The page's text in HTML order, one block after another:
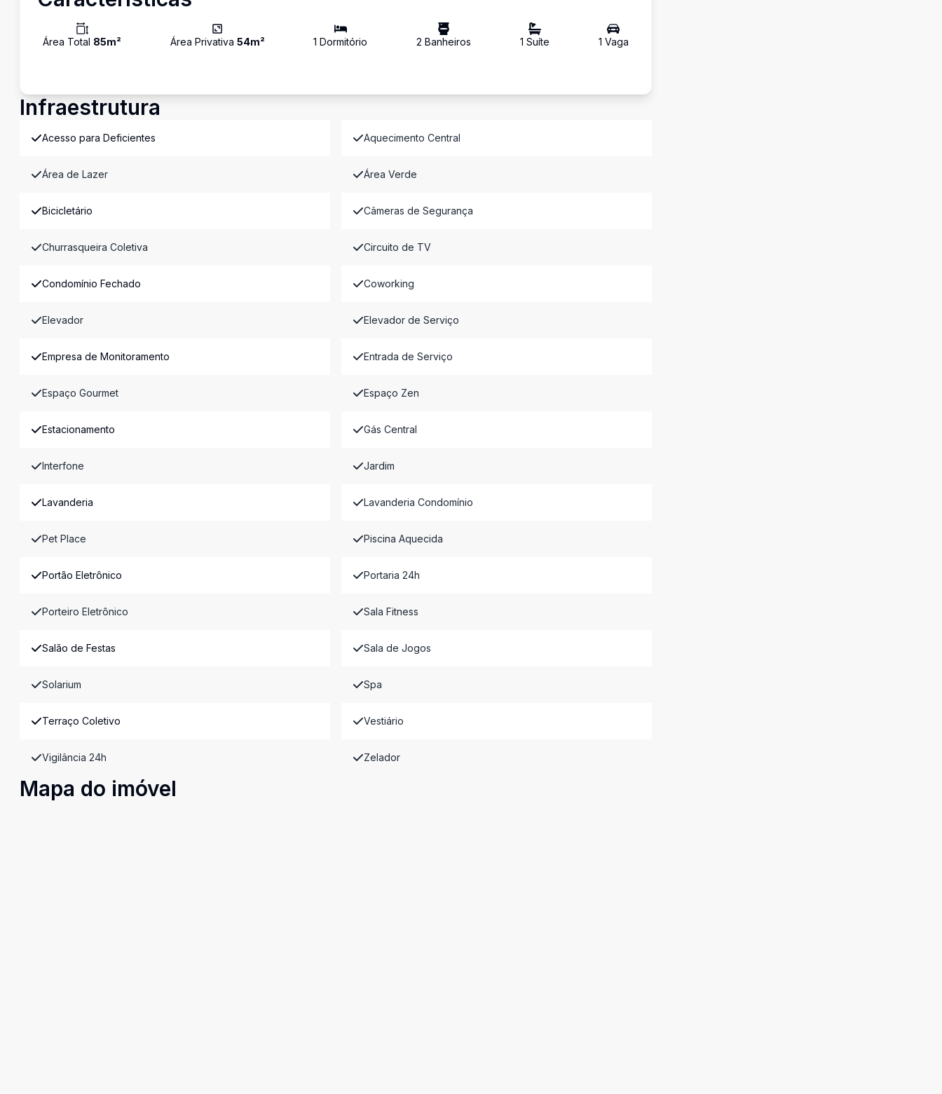
Área Total 85m² Área Privativa 54m² 1 Dormitório 2 Banheiros 1 Suíte 1 Vaga
Infraestrutura
Acesso para Deficientes Aquecimento Central
Área de Lazer Área Verde
Bicicletário Câmeras de Segurança
Churrasqueira Coletiva Circuito de TV
Condomínio Fechado Coworking
Elevador Elevador de Serviço
Empresa de Monitoramento Entrada de Serviço
Espaço Gourmet Espaço Zen
Estacionamento Gás Central
Interfone Jardim
Lavanderia Lavanderia Condomínio
Pet Place Piscina Aquecida
Portão Eletrônico Portaria 24h
Porteiro Eletrônico Sala Fitness
Salão de Festas Sala de Jogos
Solarium Spa
Terraço Coletivo Vestiário
Vigilância 24h Zelador
Mapa do imóvel